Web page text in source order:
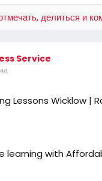
living-room-rug
делиться и
Service
Lessons Wicklow |
learning with
designed to build